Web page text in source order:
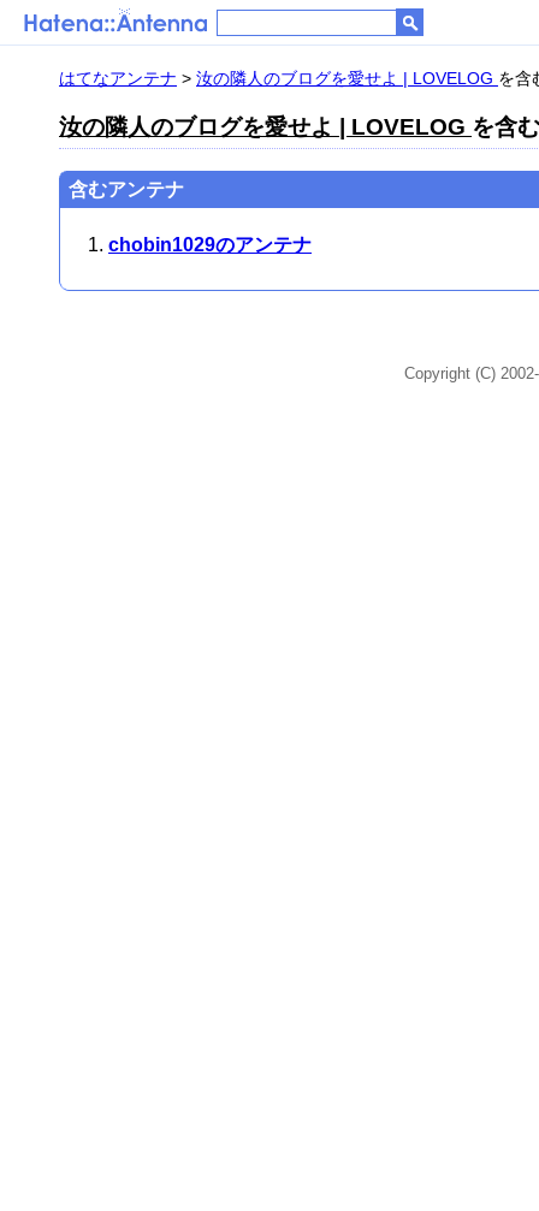
はてなアンテナ > 汝の隣人のブログを愛せよ | LOVELOG を含
汝の隣人のブログを愛せよ | LOVELOG を含
含むアンテナ
chobin1029のアンテナ
Copyright (C)